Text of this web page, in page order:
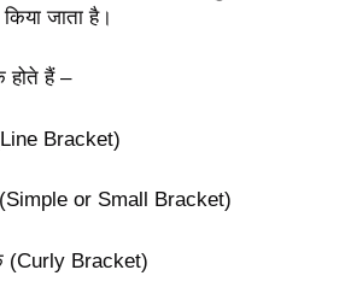
जाता है।
होते हैं –
Bracket)
or Small Bracket)
(Curly Bracket)